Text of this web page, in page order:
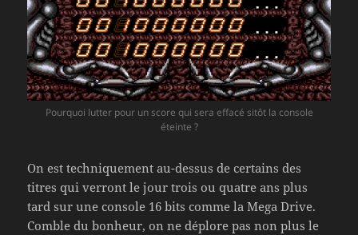
Pourquoi lutter pour un score qui sera effacé sitôt la console
éteinte ?
On est techniquement au-dessus de certains des
titres qui verront le jour trois ou quatre ans plus
tard sur une console 16 bits comme la Mega Drive.
Comble du bonheur, on ne déplore pas non plus le